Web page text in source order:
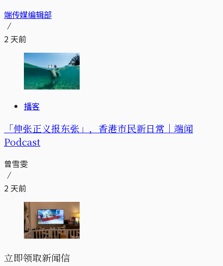
端传媒编辑部
2 天前
播客
「伸张正义报东张」，香港市民新日常｜端闻
Podcast
曾雪雯
2 天前
立即领取新闻信